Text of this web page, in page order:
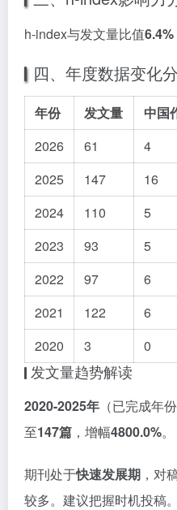
h-index与发文量比值6.4%
四、年度数据变化
年份 发文量 中国
2026
61 4
2025
147 16
2024
110 5
2023
93 5
2022
97 6
2021
122 6
2020
3 0
发文量趋势解读
2020-2025年 （已完成年
至147篇 ，增幅4800.0%。
期刊处于快速发展期 ，对
较多。建议把握时机投稿。